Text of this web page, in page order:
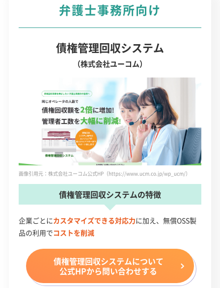
弁護士事務所向け
債権管理回収システム
（株式会社ユーコム）
画像引用元：株式会社ユーコム公式HP（https://www.ucm.co.jp/wp_ucm/）
債権管理回収システムの特徴
企業ごとにカスタマイズできる対応力に加え、無償OSS製
品の利用でコストを削減
債権管理回収システムについて
公式HPから問い合わせする